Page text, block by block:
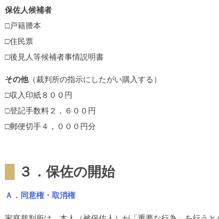
保佐人候補者
□戸籍謄本
□住民票
□後見人等候補者事情説明書
その他（裁判所の指示にしたがい購入する）
□収入印紙８００円
□登記手数料２，６００円
□郵便切手４，０００円分
３．保佐の開始
Ａ．同意権・取消権